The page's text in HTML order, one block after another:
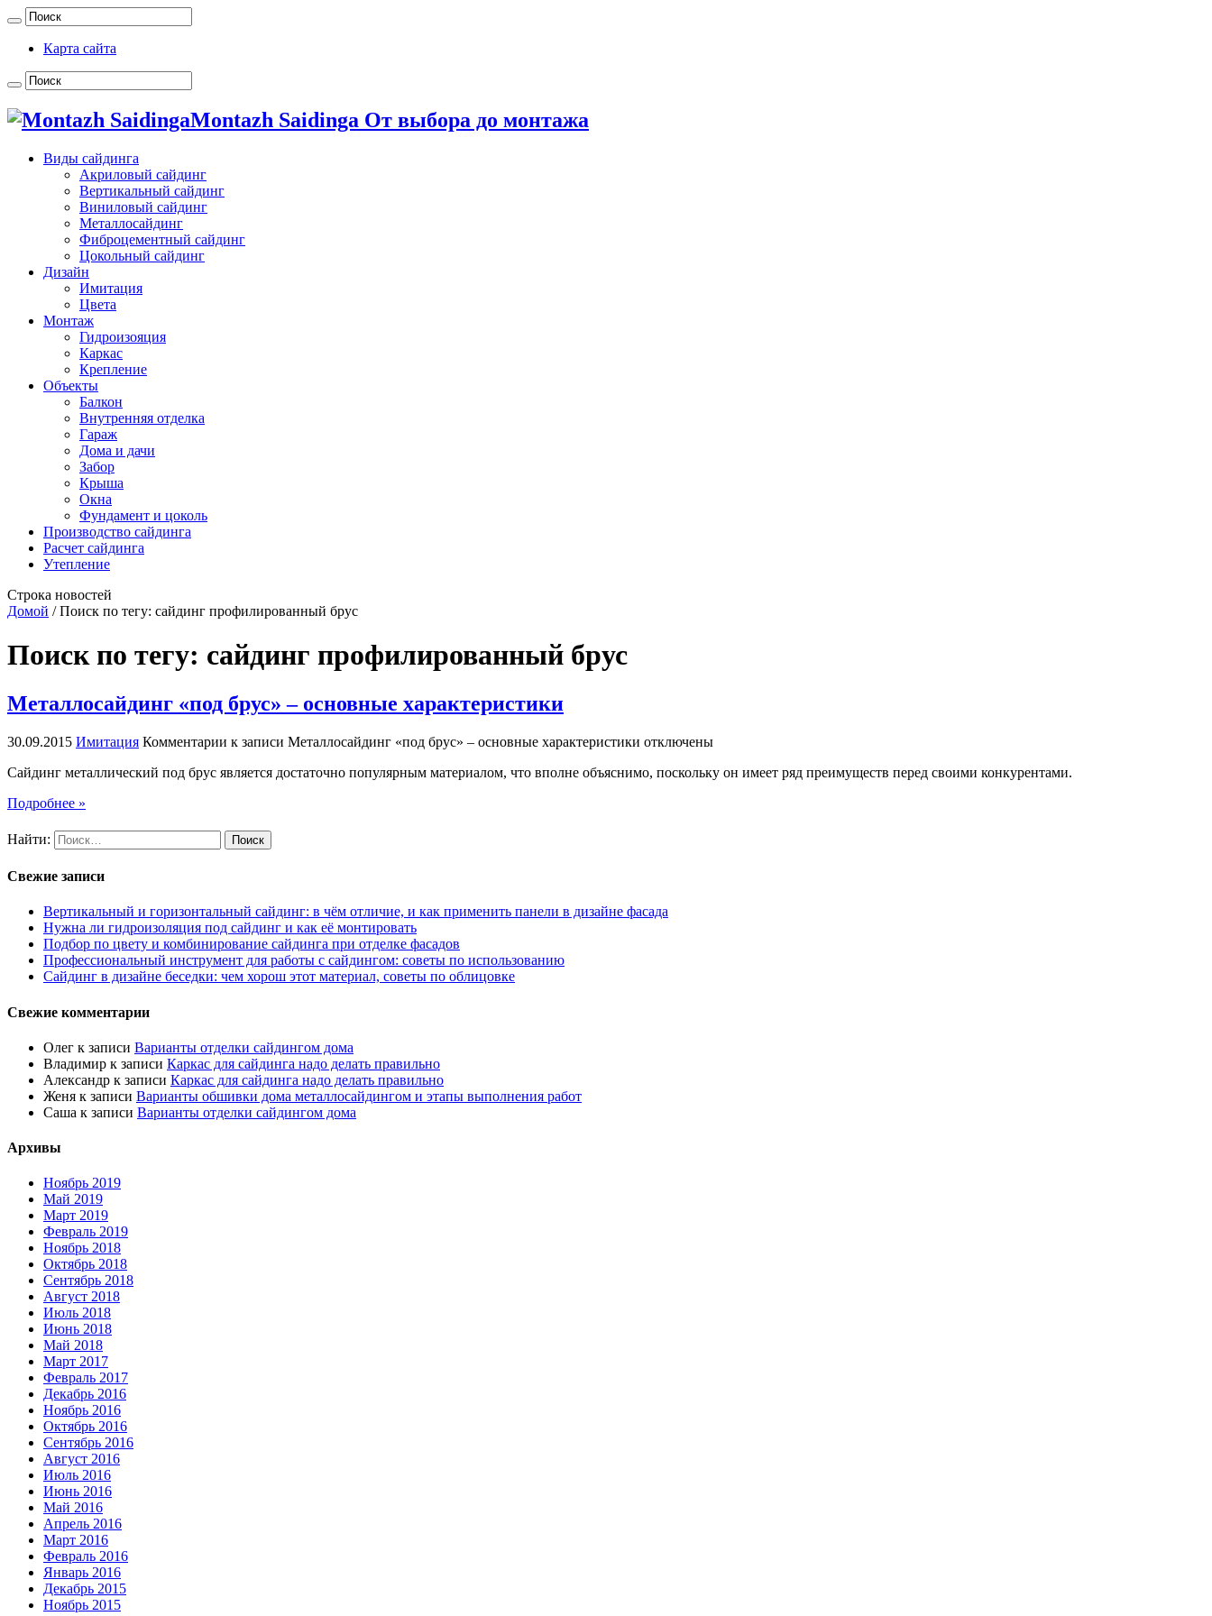
Карта сайта
Montazh Saidinga От выбора до монтажа
Виды сайдинга
Акриловый сайдинг
Вертикальный сайдинг
Виниловый сайдинг
Металлосайдинг
Фиброцементный сайдинг
Цокольный сайдинг
Дизайн
Имитация
Цвета
Монтаж
Гидроизояция
Каркас
Крепление
Объекты
Балкон
Внутренняя отделка
Гараж
Дома и дачи
Забор
Крыша
Окна
Фундамент и цоколь
Производство сайдинга
Расчет сайдинга
Утепление
Строка новостей
Домой / Поиск по тегу: сайдинг профилированный брус
Поиск по тегу: сайдинг профилированный брус
Металлосайдинг «под брус» – основные характеристики
30.09.2015 Имитация Комментарии к записи Металлосайдинг «под брус» – основные характеристики отключены
Сайдинг металлический под брус является достаточно популярным материалом, что вполне объяснимо, поскольку он имеет ряд преимуществ перед своими конкурентами.
Подробнее »
Найти:
Свежие записи
Вертикальный и горизонтальный сайдинг: в чём отличие, и как применить панели в дизайне фасада
Нужна ли гидроизоляция под сайдинг и как её монтировать
Подбор по цвету и комбинирование сайдинга при отделке фасадов
Профессиональный инструмент для работы с сайдингом: советы по использованию
Сайдинг в дизайне беседки: чем хорош этот материал, советы по облицовке
Свежие комментарии
Олег к записи Варианты отделки сайдингом дома
Владимир к записи Каркас для сайдинга надо делать правильно
Александр к записи Каркас для сайдинга надо делать правильно
Женя к записи Варианты обшивки дома металлосайдингом и этапы выполнения работ
Саша к записи Варианты отделки сайдингом дома
Архивы
Ноябрь 2019
Май 2019
Март 2019
Февраль 2019
Ноябрь 2018
Октябрь 2018
Сентябрь 2018
Август 2018
Июль 2018
Июнь 2018
Май 2018
Март 2017
Февраль 2017
Декабрь 2016
Ноябрь 2016
Октябрь 2016
Сентябрь 2016
Август 2016
Июль 2016
Июнь 2016
Май 2016
Апрель 2016
Март 2016
Февраль 2016
Январь 2016
Декабрь 2015
Ноябрь 2015